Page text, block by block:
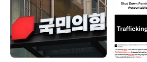
열린 이날 음악회는 공동체 활동보고와 계획을 소개하고
‘동행’을 위해 특별히 판소리와 플롯, 피아노, 장구 등 퓨전
연주자들로 결성한 젊..